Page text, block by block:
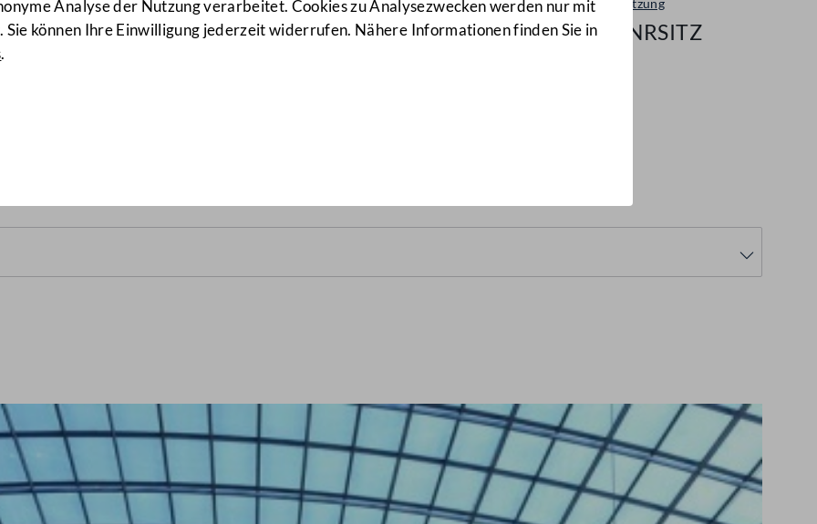
Analyse der Nutzung verarbeitet. Cookies zu Analysezwecken werden nur mit
Sie können Ihre Einwilligung jederzeit widerrufen. Nähere Informationen finden Sie in
.
Plenarsitzung
147/NRSITZ
vom 16. Dezember 1993